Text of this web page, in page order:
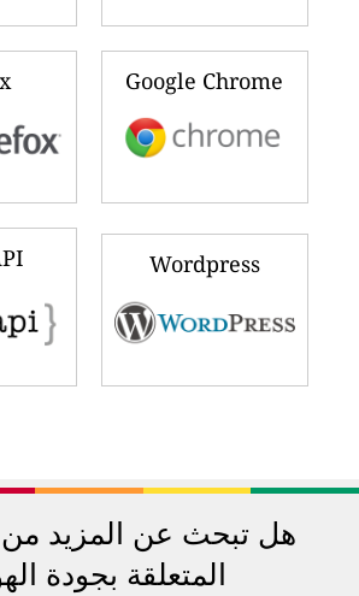
Google Chrome
Wordpress
هل تبحث عن المزيد من
المتعلقة بجودة